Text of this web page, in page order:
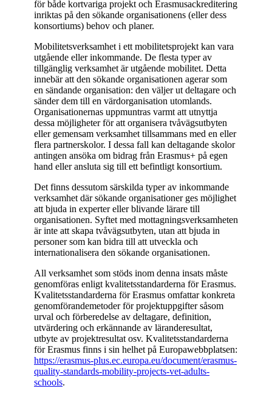
för både kortvariga projekt och Erasmusackreditering
inriktas på den sökande organisationens (eller dess
konsortiums) behov och planer.
Mobilitetsverksamhet i ett mobilitetsprojekt kan vara
utgående eller inkommande. De flesta typer av
tillgänglig verksamhet är utgående mobilitet. Detta
innebär att den sökande organisationen agerar som
en sändande organisation: den väljer ut deltagare och
sänder dem till en värdorganisation utomlands.
Organisationernas uppmuntras varmt att utnyttja
dessa möjligheter för att organisera tvåvägsutbyten
eller gemensam verksamhet tillsammans med en eller
flera partnerskolor. I dessa fall kan deltagande skolor
antingen ansöka om bidrag från Erasmus+ på egen
hand eller ansluta sig till ett befintligt konsortium.
Det finns dessutom särskilda typer av inkommande
verksamhet där sökande organisationer ges möjlighet
att bjuda in experter eller blivande lärare till
organisationen. Syftet med mottagningsverksamheten
är inte att skapa tvåvägsutbyten, utan att bjuda in
personer som kan bidra till att utveckla och
internationalisera den sökande organisationen.
All verksamhet som stöds inom denna insats måste
genomföras enligt kvalitetsstandarderna för Erasmus.
Kvalitetsstandarderna för Erasmus omfattar konkreta
genomförandemetoder för projektuppgifter såsom
urval och förberedelse av deltagare, definition,
utvärdering och erkännande av läranderesultat,
utbyte av projektresultat osv. Kvalitetsstandarderna
för Erasmus finns i sin helhet på Europawebbplatsen:
https://erasmus-plus.ec.europa.eu/document/erasmus-
quality-standards-mobility-projects-vet-adults-
schools.